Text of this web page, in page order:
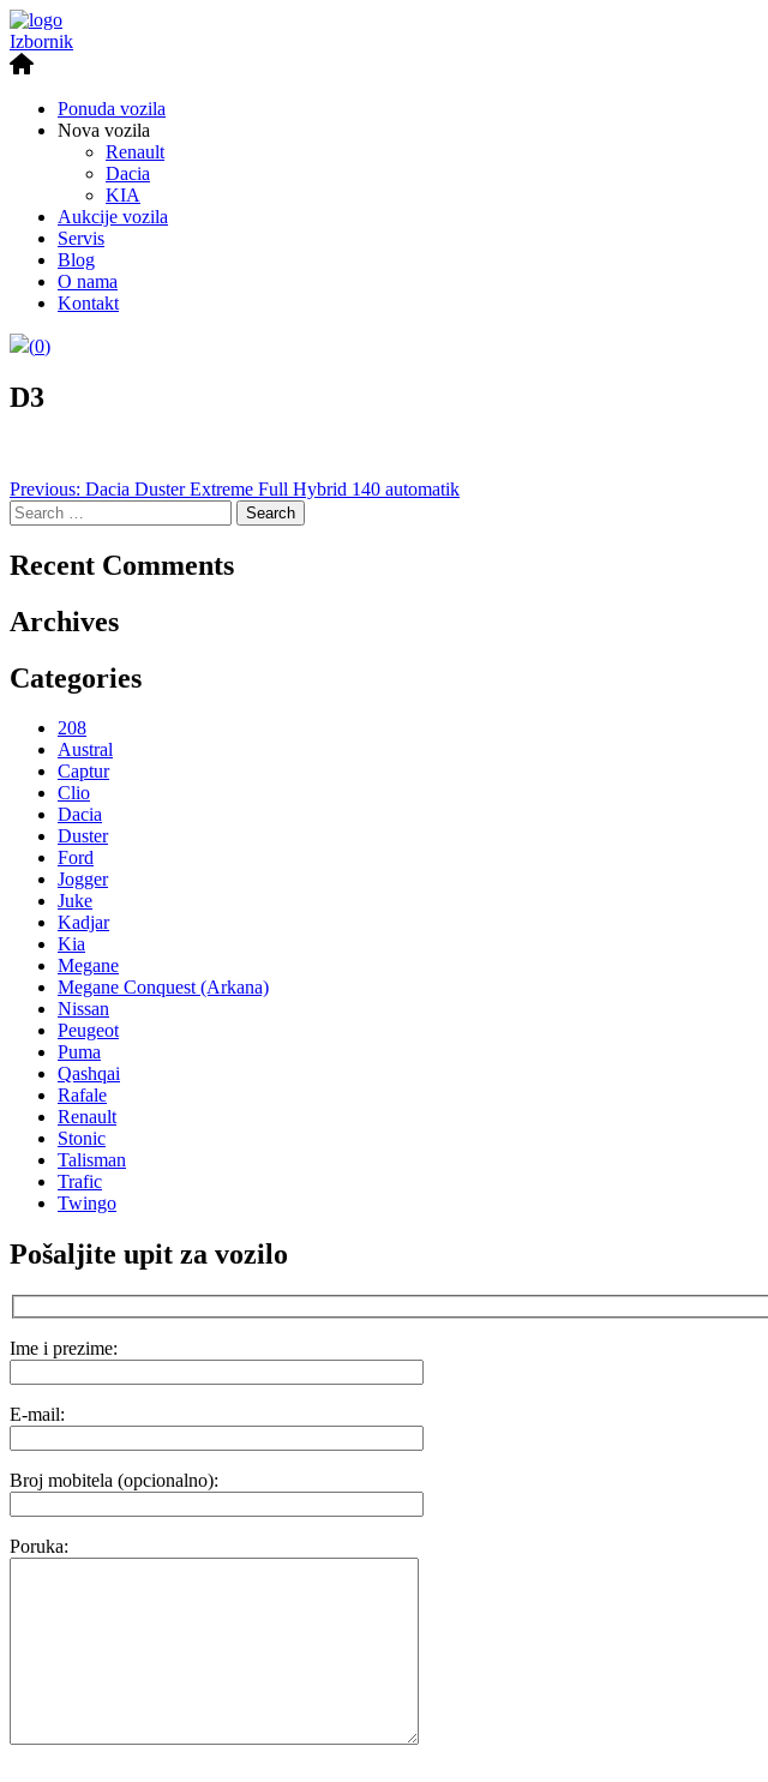
Izbornik
Ponuda vozila
Nova vozila
Renault
Dacia
KIA
Aukcije vozila
Servis
Blog
O nama
Kontakt
(0)
D3
Post
navigation
Previous: Dacia Duster Extreme Full Hybrid 140 automatik
Search
for:
Recent Comments
Archives
Categories
208
Austral
Captur
Clio
Dacia
Duster
Ford
Jogger
Juke
Kadjar
Kia
Megane
Megane Conquest (Arkana)
Nissan
Peugeot
Puma
Qashqai
Rafale
Renault
Stonic
Talisman
Trafic
Twingo
Pošaljite upit za vozilo
Ime i prezime:
E-mail:
Broj mobitela (opcionalno):
Poruka: